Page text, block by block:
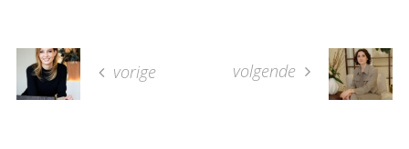
vorige volgende